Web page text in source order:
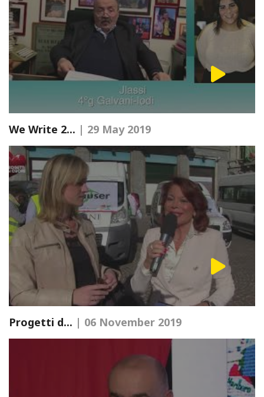
We Write 2... | 29 May 2019
Progetti d... | 06 November 2019